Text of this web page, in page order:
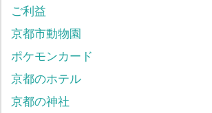
ご利益
京都市動物園
ポケモンカード
京都のホテル
京都の神社